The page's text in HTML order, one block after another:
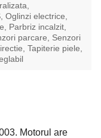
Oglinzi electrice,
Parbriz incalzit,
parcare, Senzori
Tapiterie piele,
Motorul are